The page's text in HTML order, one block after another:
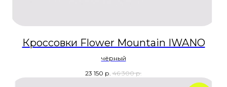
Кроссовки Flower Mountain IWANO
чёрный
23 150 р. 46 300 р.